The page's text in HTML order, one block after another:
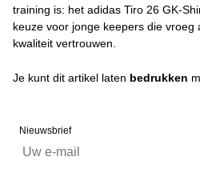
training is: het adidas Tiro 26 GK-
keuze voor jonge keepers die vroeg
kwaliteit vertrouwen.
Je kunt dit artikel laten bedrukken
Nieuwsbrief